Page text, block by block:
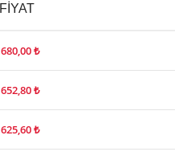
FIYAT
680,00₺
652,80₺
625,60₺